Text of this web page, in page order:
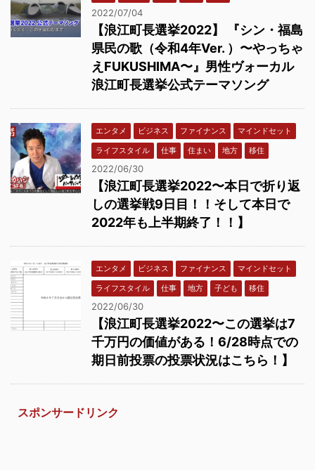
2022/07/04
【浪江町長選挙2022】 『シン・福島
県民の歌（令和4年Ver. ）〜やっちゃ
えFUKUSHIMA〜』男性ヴォーカル
浪江町長選挙公式テーマソング
エンタメ ビジネス ファイナンス
マインドセット
ライフスタイル
仕事 住まい 地方 移住
2022/06/30
【浪江町長選挙2022〜本日で折り返
しの選挙戦9日目！！そして本日で
2022年も上半期終了！！】
エンタメ ビジネス ファイナンス
マインドセット
ライフスタイル
仕事 地方 子ども 移住
2022/06/30
【浪江町長選挙2022〜この選挙は7
千万円の価値がある！6/28時点での
期日前投票の投票状況はこちら！】
スポンサードリンク